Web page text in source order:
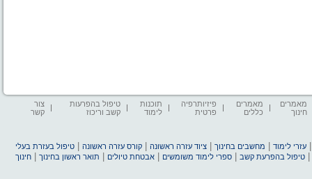
מאמרים
חינוך
מאמרים
כללים
פיזיותרפיה
פרטית
תוכנות
לימוד
טיפול בהפרעות
קשב וריכוז
צור
קשר
עזרי לימוד מחשבים בחינוך |ציוד עזרה ראשונה |קורס עזרה ראשונה |טיפול בעזרת בעלי
|טיפול בהפרעת קשב |ספרי לימוד משומשים |אבטחת טיולים תואר ראשון בחינוך |חינוך